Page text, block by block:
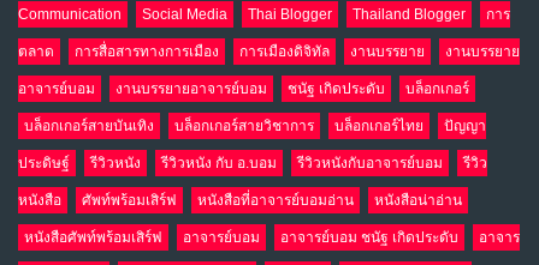
NO COMMENTS
Communication Social Media Thai Blogger Thailand Blogger การ
ตลาด การสื่อสารทางการเมือง การเมืองดิจิทัล งานบรรยาย งานบรรยาย
อาจารย์บอม งานบรรยายอาจารย์บอม ชนัฐ เกิดประดับ บล็อกเกอร์
บล็อกเกอร์สายบันเทิง บล็อกเกอร์สายวิชาการ บล็อกเกอร์ไทย ปัญญา
ประดิษฐ์ รีวิวหนัง รีวิวหนัง กับ อ.บอม รีวิวหนังกับอาจารย์บอม รีวิว
หนังสือ ศัพท์พร้อมเสิร์ฟ หนังสือที่อาจารย์บอมอ่าน หนังสือน่าอ่าน
หนังสือศัพท์พร้อมเสิร์ฟ อาจารย์บอม อาจารย์บอม ชนัฐ เกิดประดับ อาจาร